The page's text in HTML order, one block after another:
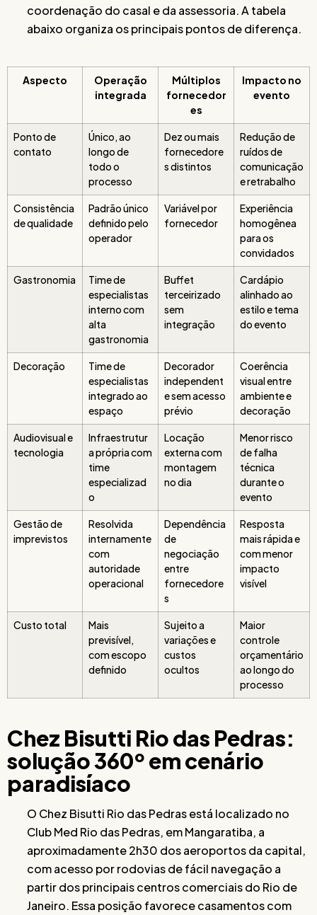
coordenação do casal e da assessoria. A tabela
abaixo organiza os principais pontos de diferença.
Aspecto
Operação
integrada
Múltiplos
fornecedor
es
Impacto no
evento
Ponto de
contato
Único, ao
longo de
todo o
processo
Dez ou mais
fornecedore
s distintos
Redução de
ruídos de
comunicação
e retrabalho
Consistência
de qualidade
Padrão único
definido pelo
operador
Variável por
fornecedor
Experiência
homogênea
para os
convidados
Gastronomia
Time de
especialistas
interno com
alta
gastronomia
Buffet
terceirizado
sem
integração
Cardápio
alinhado ao
estilo e tema
do evento
Decoração
Time de
especialistas
integrado ao
espaço
Decorador
independent
e sem acesso
prévio
Coerência
visual entre
ambiente e
decoração
Audiovisual e
tecnologia
Infraestrutur
a própria com
time
especializad
o
Locação
externa com
montagem
no dia
Menor risco
de falha
técnica
durante o
evento
Gestão de
imprevistos
Resolvida
internamente
com
autoridade
operacional
Dependência
de
negociação
entre
fornecedore
s
Resposta
mais rápida e
com menor
impacto
visível
Custo total
Mais
previsível,
com escopo
definido
Sujeito a
variações e
custos
ocultos
Maior
controle
orçamentário
ao longo do
processo
Chez Bisutti Rio das Pedras:
solução 360º em cenário
paradisíaco
O Chez Bisutti Rio das Pedras está localizado no
Club Med Rio das Pedras, em Mangaratiba, a
aproximadamente 2h30 dos aeroportos da capital,
com acesso por rodovias de fácil navegação a
partir dos principais centros comerciais do Rio de
Janeiro. Essa posição favorece casamentos com